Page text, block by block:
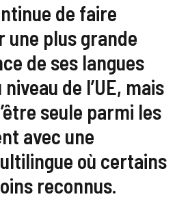
de faire
une plus grande
de ses langues
de l’UE, mais
seule parmi les
avec une
où certains
reconnus.